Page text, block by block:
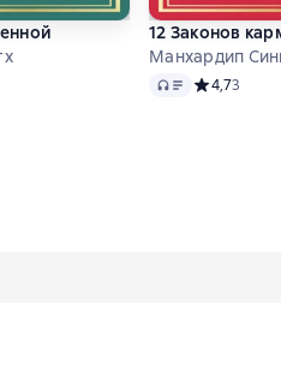
для реальной жизни
5 на основе 4 оценок
12 Законов
Манхардип
Audio Средний
4,73